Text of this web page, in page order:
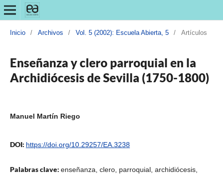
Inicio / Archivos / Vol. 5 (2002): Escuela Abierta, 5 / Artículos
Enseñanza y clero parroquial en la
Archidiócesis de Sevilla (1750-1800)
Manuel Martín Riego
DOI: https://doi.org/10.29257/EA.3238
Palabras clave: enseñanza, clero, parroquial, archidiócesis,